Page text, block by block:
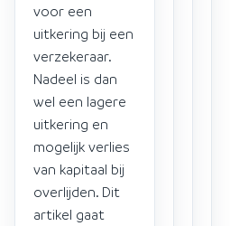
voor een
uitkering bij een
verzekeraar.
Nadeel is dan
wel een lagere
uitkering en
mogelijk verlies
van kapitaal bij
overlijden. Dit
artikel gaat